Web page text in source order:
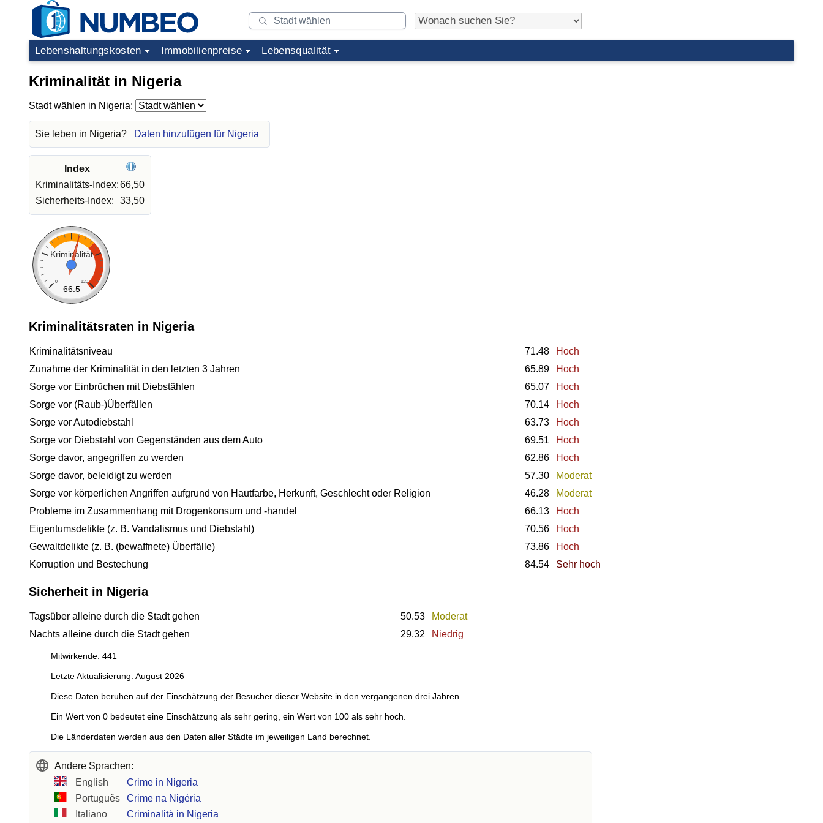
Lebenshaltungskosten Immobilienpreise Lebensqualität
Kriminalität in Nigeria
Stadt wählen in Nigeria:
Sie leben in Nigeria? Daten hinzufügen für Nigeria
Index
Kriminalitäts-Index:66,50
Sicherheits-Index:
33,50
Kriminalität
0 120
66.5
Kriminalitätsraten in Nigeria
Kriminalitätsniveau 71.48
Hoch
Zunahme der Kriminalität in den letzten 3 Jahren
65.89
Hoch
Sorge vor Einbrüchen mit Diebstählen
65.07
Hoch
Sorge vor (Raub-)Überfällen
70.14
Hoch
Sorge vor Autodiebstahl
63.73
Hoch
Sorge vor Diebstahl von Gegenständen aus dem Auto
69.51
Hoch
Sorge davor, angegriffen zu werden
62.86
Hoch
Sorge davor, beleidigt zu werden
57.30
Moderat
Sorge vor körperlichen Angriffen aufgrund von Hautfarbe, Herkunft, Geschlecht oder Religion
46.28
Moderat
Probleme im Zusammenhang mit Drogenkonsum und -handel
66.13
Hoch
Eigentumsdelikte (z. B. Vandalismus und Diebstahl)
70.56
Hoch
Gewaltdelikte (z. B. (bewaffnete) Überfälle)
73.86
Hoch
Korruption und Bestechung
84.54 Sehr hoch
Sicherheit in Nigeria
Tagsüber alleine durch die Stadt gehen 50.53
Moderat
Nachts alleine durch die Stadt gehen
29.32 Niedrig
Mitwirkende: 441
Letzte Aktualisierung: August 2026
Diese Daten beruhen auf der Einschätzung der Besucher dieser Website in den vergangenen drei Jahren.
Ein Wert von 0 bedeutet eine Einschätzung als sehr gering, ein Wert von 100 als sehr hoch.
Die Länderdaten werden aus den Daten aller Städte im jeweiligen Land berechnet.
Andere Sprachen:
English
Crime in Nigeria
Português
Crime na Nigéria
Italiano
Criminalità in Nigeria